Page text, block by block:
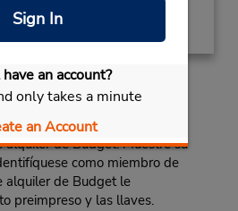
Sign In
an account?
only takes a minute
an Account
la oficina
alquiler de Budget. Muestre su
como miembro de
alquiler de Budget le
preimpreso y las llaves.